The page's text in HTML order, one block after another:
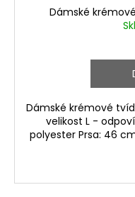
Dámské
Dámské krémové
velikost L -
polyester Prsa: 46